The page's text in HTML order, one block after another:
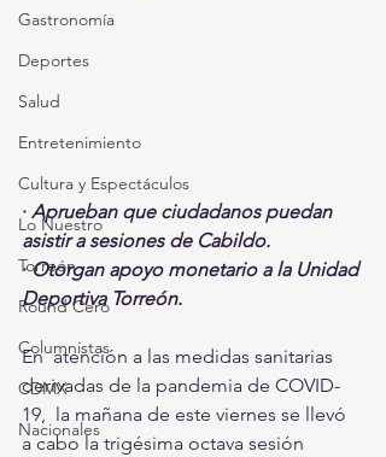
Gastronomía
Deportes
Salud
Entretenimiento
Cultura y Espectáculos
Lo Nuestro
Torreón
Round Cero
Columnistas
CDMX
Nacionales
· Aprueban que ciudadanos puedan
asistir a sesiones de Cabildo.
· Otorgan apoyo monetario a la Unidad
Deportiva Torreón.
En  atención a las medidas sanitarias
derivadas de la pandemia de COVID-
19,  la mañana de este viernes se llevó
a cabo la trigésima octava sesión